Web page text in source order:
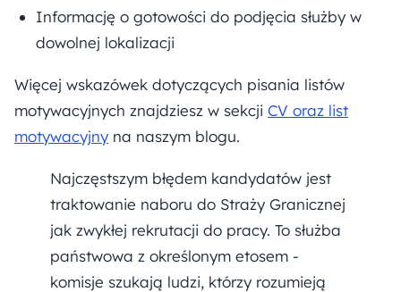
Informację o gotowości do podjęcia służby w
dowolnej lokalizacji
Więcej wskazówek dotyczących pisania listów
motywacyjnych znajdziesz w sekcji CV oraz list
motywacyjny na naszym blogu.
Najczęstszym błędem kandydatów jest
traktowanie naboru do Straży Granicznej
jak zwykłej rekrutacji do pracy. To służba
państwowa z określonym etosem -
komisje szukają ludzi, którzy rozumieją